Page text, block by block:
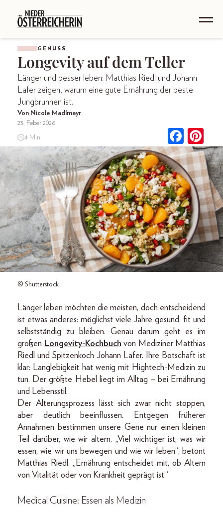
GENUSS
Longevity auf dem Teller
Länger und besser leben: Matthias Riedl und Johann
Lafer zeigen, warum eine gute Ernährung der beste
Jungbrunnen ist.
Von Nicole Madlmayr
23. Feber 2026
4 Min.
© Shutterstock
Länger leben möchten die meisten, doch entscheidend
ist etwas anderes: möglichst viele Jahre gesund, fit und
selbstständig zu bleiben. Genau darum geht es im
großen Longevity-Kochbuch von Mediziner Matthias
Riedl und Spitzenkoch Johann Lafer. Ihre Botschaft ist
klar: Langlebigkeit hat wenig mit Hightech-Medizin zu
tun. Der größte Hebel liegt im Alltag – bei Ernährung
und Lebensstil.
Der Alterungsprozess lässt sich zwar nicht stoppen,
aber deutlich beeinflussen. Entgegen früherer
Annahmen bestimmen unsere Gene nur einen kleinen
Teil darüber, wie wir altern. „Viel wichtiger ist, was wir
essen, wie wir uns bewegen und wie wir leben“, betont
Matthias Riedl. „Ernährung entscheidet mit, ob Altern
von Vitalität oder von Krankheit geprägt ist.“
Medical Cuisine: Essen als Medizin